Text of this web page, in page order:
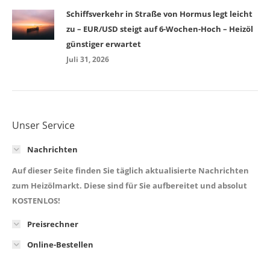
Schiffsverkehr in Straße von Hormus legt leicht
zu – EUR/USD steigt auf 6-Wochen-Hoch – Heizöl
günstiger erwartet
Juli 31, 2026
Unser Service
Nachrichten
Auf dieser Seite finden Sie täglich aktualisierte Nachrichten
zum Heizölmarkt. Diese sind für Sie aufbereitet und absolut
KOSTENLOS!
Preisrechner
Online-Bestellen